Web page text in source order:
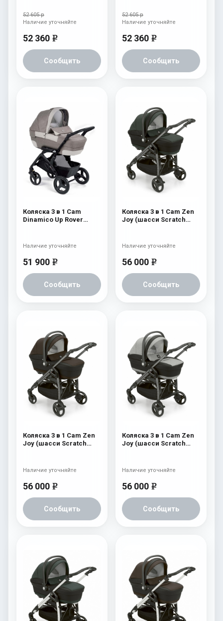
52 605 р
52 360 e
Сообщить
Наличие уточняйте
52 605 р
52 360 e
Сообщить
Наличие уточняйте
Коляска 3 в 1 Cam
Dinamico Up Rover
51 900 e
Сообщить
Наличие уточняйте
Коляска 3 в 1 Cam Zen
Joy (шасси Scratch
56 000 e
Сообщить
Наличие уточняйте
Коляска 3 в 1 Cam Zen
Joy (шасси Scratch
56 000 e
Сообщить
Наличие уточняйте
Коляска 3 в 1 Cam Zen
Joy (шасси Scratch
56 000 e
Сообщить
Наличие уточняйте